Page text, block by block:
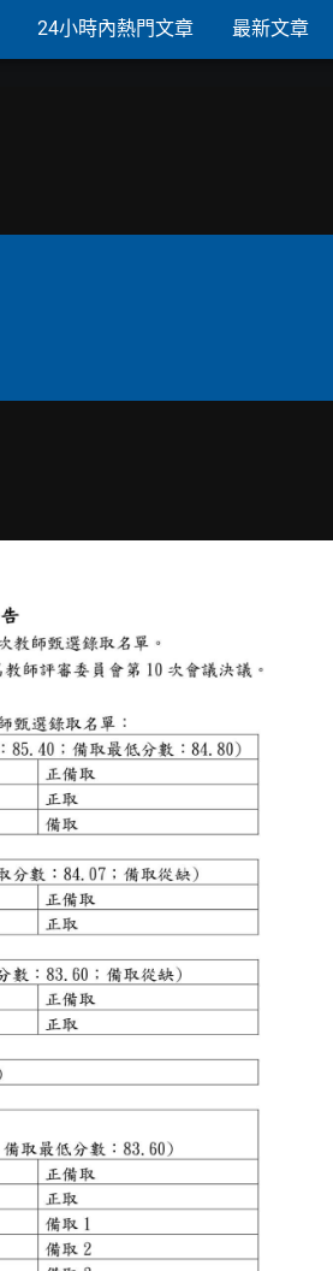
24小時內熱門文章 最新文章